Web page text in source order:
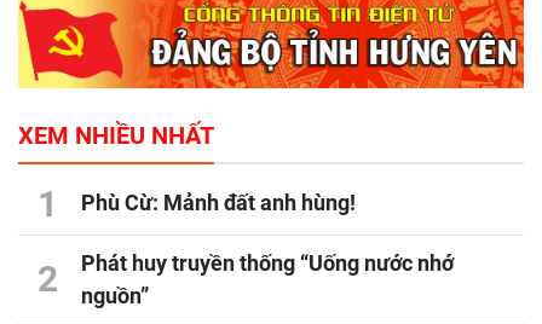
XEM NHIỀU NHẤT
1 Phù Cừ: Mảnh đất anh hùng!
2
Phát huy truyền thống “Uống nước nhớ
nguồn”